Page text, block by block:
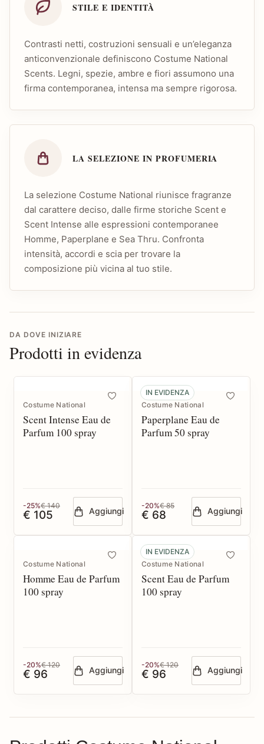
STILE E IDENTITÀ
Contrasti netti, costruzioni sensuali e un’eleganza
anticonvenzionale definiscono Costume National
Scents. Legni, spezie, ambre e fiori assumono una
firma contemporanea, intensa ma sempre rigorosa.
LA SELEZIONE IN PROFUMERIA
La selezione Costume National riunisce fragranze
dal carattere deciso, dalle firme storiche Scent e
Scent Intense alle espressioni contemporanee
Homme, Paperplane e Sea Thru. Confronta
intensità, accordi e scia per trovare la
composizione più vicina al tuo stile.
DA DOVE INIZIARE
Prodotti in evidenza
Costume National
Scent Intense Eau de
Parfum 100 spray
-25%€ 140
€ 105 Aggiungi
IN EVIDENZA
Costume National
Paperplane Eau de
Parfum 50 spray
-20%€ 85
€ 68 Aggiungi
Costume National
Homme Eau de Parfum
100 spray
-20%€ 120
€ 96 Aggiungi
IN EVIDENZA
Costume National
Scent Eau de Parfum
100 spray
-20%€ 120
€ 96 Aggiungi